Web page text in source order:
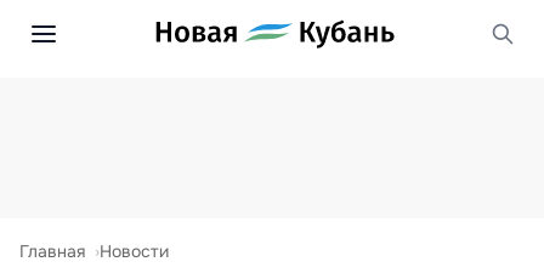
Главная Новости